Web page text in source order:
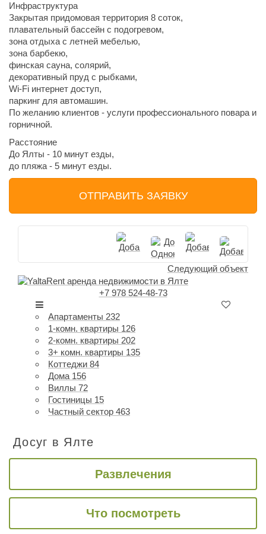
Инфраструктура
Закрытая придомовая территория 8 соток,
плавательный бассейн с подогревом,
зона отдыха с летней мебелью,
зона барбекю,
финская сауна, солярий,
декоративный пруд с рыбками,
Wi-Fi интернет доступ,
паркинг для автомашин.
По желанию клиентов - услуги профессионального повара и
горничной.
Расстояние
До Ялты - 10 минут езды,
до пляжа - 5 минут езды.
ОТПРАВИТЬ ЗАЯВКУ
Следующий объект
+7 978 524-48-73
Апартаменты 232
1-комн. квартиры 126
2-комн. квартиры 202
3+ комн. квартиры 135
Коттеджи 84
Дома 156
Виллы 72
Гостиницы 15
Частный сектор 463
Досуг в Ялте
Развлечения
Что посмотреть